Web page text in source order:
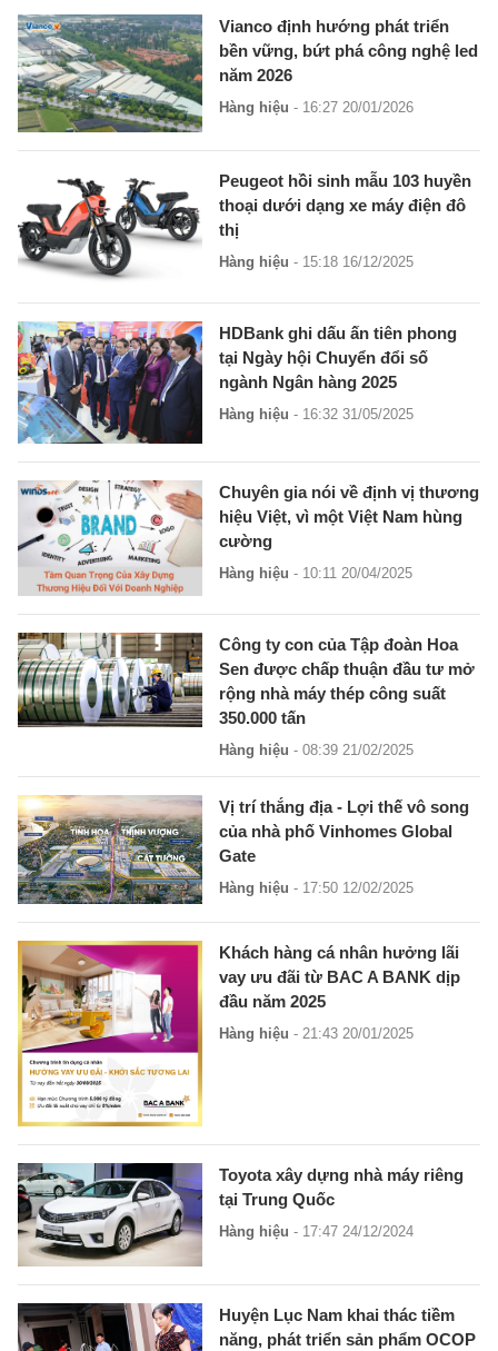
Vianco định hướng phát triển
bền vững, bứt phá công nghệ led
năm 2026
Hàng hiệu - 16:27 20/01/2026
Peugeot hồi sinh mẫu 103 huyền
thoại dưới dạng xe máy điện đô
thị
Hàng hiệu - 15:18 16/12/2025
HDBank ghi dấu ấn tiên phong
tại Ngày hội Chuyển đổi số
ngành Ngân hàng 2025
Hàng hiệu - 16:32 31/05/2025
Chuyên gia nói về định vị thương
hiệu Việt, vì một Việt Nam hùng
cường
Hàng hiệu - 10:11 20/04/2025
Công ty con của Tập đoàn Hoa
Sen được chấp thuận đầu tư mở
rộng nhà máy thép công suất
350.000 tấn
Hàng hiệu - 08:39 21/02/2025
Vị trí thắng địa - Lợi thế vô song
của nhà phố Vinhomes Global
Gate
Hàng hiệu - 17:50 12/02/2025
Khách hàng cá nhân hưởng lãi
vay ưu đãi từ BAC A BANK dịp
đầu năm 2025
Hàng hiệu - 21:43 20/01/2025
Toyota xây dựng nhà máy riêng
tại Trung Quốc
Hàng hiệu - 17:47 24/12/2024
Huyện Lục Nam khai thác tiềm
năng, phát triển sản phẩm OCOP